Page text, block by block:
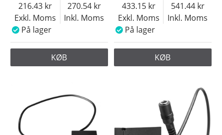
Exkl. Moms
216.43
Inkl. Moms
270.54
På lager
KØB
Exkl. Moms
433.15
Inkl. Moms
541.44
På lager
KØB